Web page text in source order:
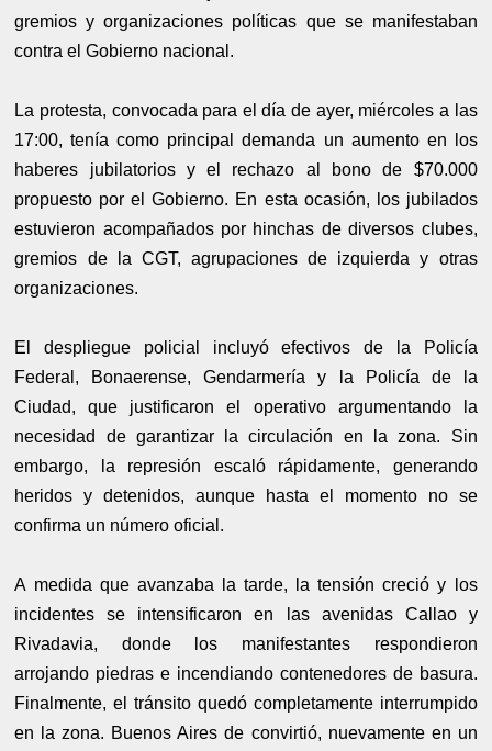
gremios y organizaciones políticas que se manifestaban
contra el Gobierno nacional.
La protesta, convocada para el día de ayer, miércoles a las
17:00, tenía como principal demanda un aumento en los
haberes jubilatorios y el rechazo al bono de $70.000
propuesto por el Gobierno. En esta ocasión, los jubilados
estuvieron acompañados por hinchas de diversos clubes,
gremios de la CGT, agrupaciones de izquierda y otras
organizaciones.
El despliegue policial incluyó efectivos de la Policía
Federal, Bonaerense, Gendarmería y la Policía de la
Ciudad, que justificaron el operativo argumentando la
necesidad de garantizar la circulación en la zona. Sin
embargo, la represión escaló rápidamente, generando
heridos y detenidos, aunque hasta el momento no se
confirma un número oficial.
A medida que avanzaba la tarde, la tensión creció y los
incidentes se intensificaron en las avenidas Callao y
Rivadavia, donde los manifestantes respondieron
arrojando piedras e incendiando contenedores de basura.
Finalmente, el tránsito quedó completamente interrumpido
en la zona. Buenos Aires de convirtió, nuevamente en un